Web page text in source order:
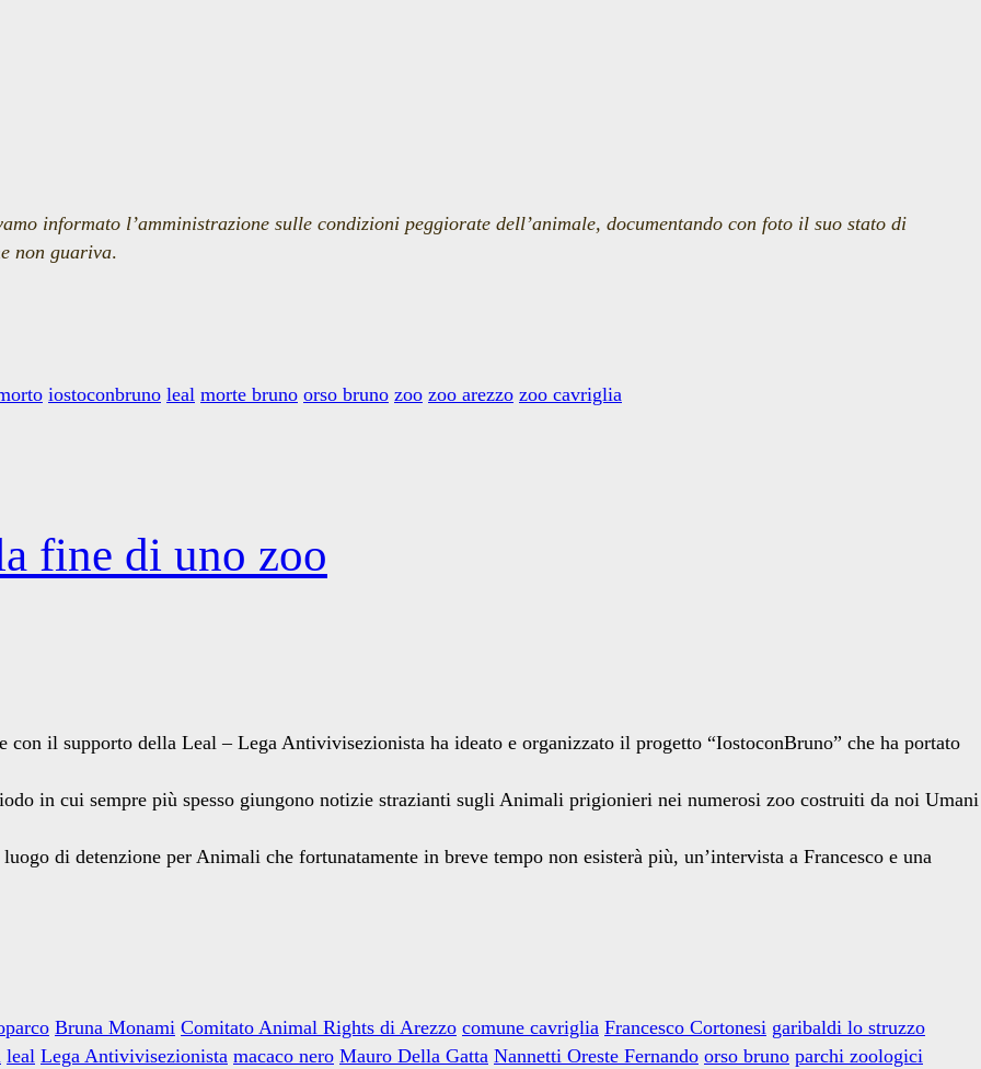
informato l’amministrazione sulle condizioni peggiorate dell’animale, documentando con foto il suo stato di
non guariva.
iostoconbruno leal morte bruno orso bruno zoo zoo arezzo zoo cavriglia
fine di uno zoo
con il supporto della Leal – Lega Antivivisezionista ha ideato e organizzato il progetto “IostoconBruno” che ha portato
in cui sempre più spesso giungono notizie strazianti sugli Animali prigionieri nei numerosi zoo costruiti da noi Umani
di detenzione per Animali che fortunatamente in breve tempo non esisterà più, un’intervista a Francesco e una
Bruna Monami Comitato Animal Rights di Arezzo comune cavriglia Francesco Cortonesi garibaldi lo struzzo
leal Lega Antivivisezionista macaco nero Mauro Della Gatta Nannetti Oreste Fernando orso bruno parchi zoologici